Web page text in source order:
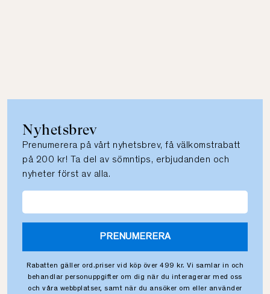
Nyhetsbrev
Prenumerera på vårt nyhetsbrev, få välkomstrabatt
på 200 kr! Ta del av sömntips, erbjudanden och
nyheter först av alla.
PRENUMERERA
Rabatten gäller ord.priser vid köp över 499 kr. Vi samlar in och
behandlar personuppgifter om dig när du interagerar med oss
och våra webbplatser, samt när du ansöker om eller använder